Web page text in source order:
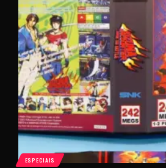
ESPECIAIS